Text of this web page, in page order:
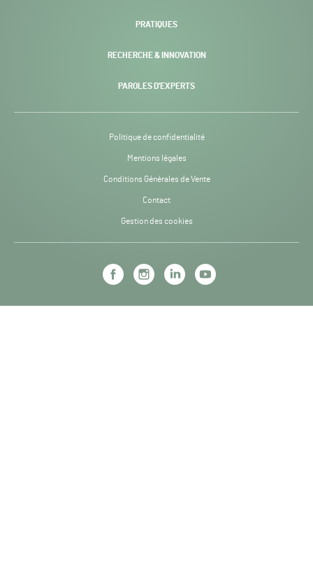
PRATIQUES
RECHERCHE & INNOVATION
PAROLES D’EXPERTS
Politique de confidentialité
Mentions légales
Conditions Générales de Vente
Contact
Gestion des cookies